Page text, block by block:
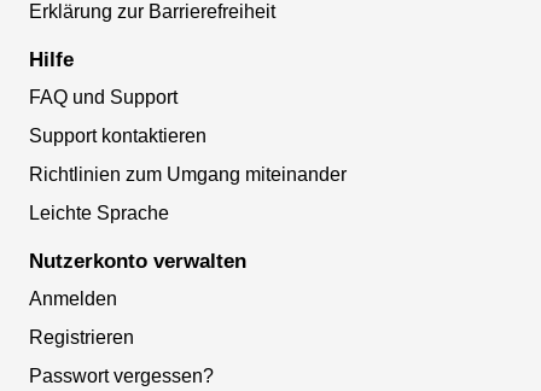
Erklärung zur Barrierefreiheit
Hilfe
FAQ und Support
Support kontaktieren
Richtlinien zum Umgang miteinander
Leichte Sprache
Nutzerkonto verwalten
Anmelden
Registrieren
Passwort vergessen?